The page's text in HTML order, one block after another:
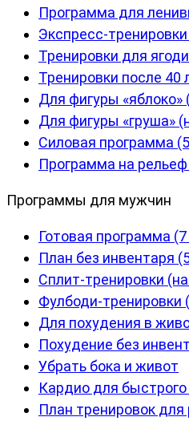
Программа для
Экспресс-
Тренировки для
Тренировки после 40
Для фигуры «яблоко»
Для фигуры «груша»
Силовая программа
Программа на
Программы для мужчин
Готовая программа
План без инвентаря
Сплит-тренировки
Фулбоди-тренировки
Для похудения в
Похудение без
Убрать бока и живот
Кардио для
План тренировок для